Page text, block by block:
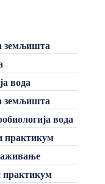
земљишта
вода
земљишта
вода